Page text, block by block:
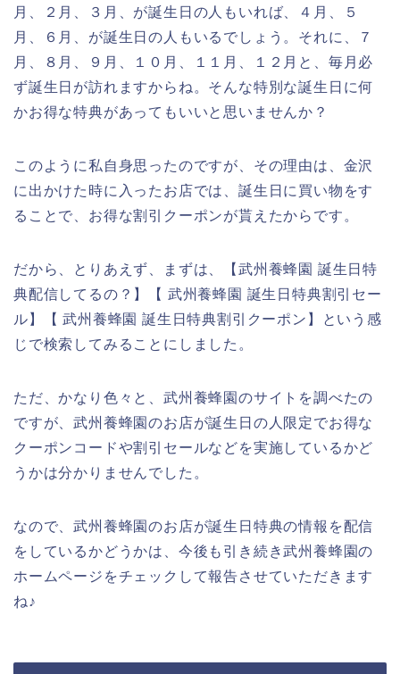
月、２月、３月、が誕生日の人もいれば、４月、５
月、６月、が誕生日の人もいるでしょう。それに、７
月、８月、９月、１０月、１１月、１２月と、毎月必
ず誕生日が訪れますからね。そんな特別な誕生日に何
かお得な特典があってもいいと思いませんか？
このように私自身思ったのですが、その理由は、金沢
に出かけた時に入ったお店では、誕生日に買い物をす
ることで、お得な割引クーポンが貰えたからです。
だから、とりあえず、まずは、【武州養蜂園 誕生日特
典配信してるの？】【 武州養蜂園 誕生日特典割引セー
ル】【 武州養蜂園 誕生日特典割引クーポン】という感
じで検索してみることにしました。
ただ、かなり色々と、武州養蜂園のサイトを調べたの
ですが、武州養蜂園のお店が誕生日の人限定でお得な
クーポンコードや割引セールなどを実施しているかど
うかは分かりませんでした。
なので、武州養蜂園のお店が誕生日特典の情報を配信
をしているかどうかは、今後も引き続き武州養蜂園の
ホームページをチェックして報告させていただきます
ね♪